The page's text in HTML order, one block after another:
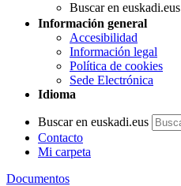
Buscar en euskadi.eus
Información general
Accesibilidad
Información legal
Política de cookies
Sede Electrónica
Idioma
Buscar en euskadi.eus
Contacto
Mi carpeta
Documentos